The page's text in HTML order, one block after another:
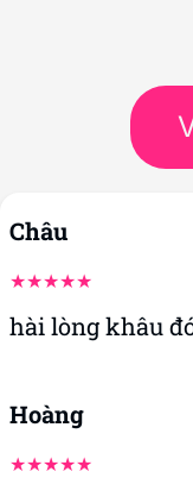
Châu
hài lòng khâu
Hoàng